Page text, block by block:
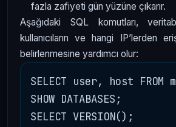
fazla zafiyeti gün yüzüne çıkarır.
Aşağıdaki SQL komutları,
kullanıcıların ve hangi IP’lerden
belirlenmesine yardımcı olur:
SELECT user, host FROM
SHOW DATABASES;